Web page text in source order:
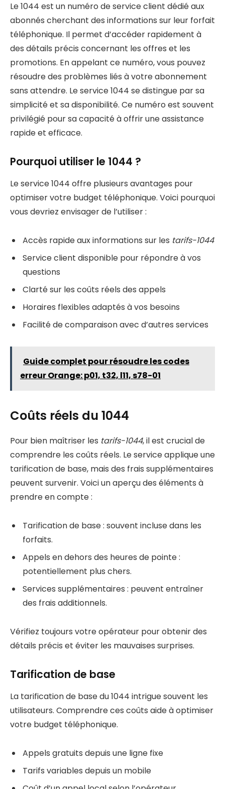
Le 1044 est un numéro de service client dédié aux
abonnés cherchant des informations sur leur forfait
téléphonique. Il permet d’accéder rapidement à
des détails précis concernant les offres et les
promotions. En appelant ce numéro, vous pouvez
résoudre des problèmes liés à votre abonnement
sans attendre. Le service 1044 se distingue par sa
simplicité et sa disponibilité. Ce numéro est souvent
privilégié pour sa capacité à offrir une assistance
rapide et efficace.
Pourquoi utiliser le 1044 ?
Le service 1044 offre plusieurs avantages pour
optimiser votre budget téléphonique. Voici pourquoi
vous devriez envisager de l’utiliser :
Accès rapide aux informations sur les tarifs-1044
Service client disponible pour répondre à vos
questions
Clarté sur les coûts réels des appels
Horaires flexibles adaptés à vos besoins
Facilité de comparaison avec d’autres services
Guide complet pour résoudre les codes
erreur Orange: p01, t32, l11, s78-01
Coûts réels du 1044
Pour bien maîtriser les tarifs-1044, il est crucial de
comprendre les coûts réels. Le service applique une
tarification de base, mais des frais supplémentaires
peuvent survenir. Voici un aperçu des éléments à
prendre en compte :
Tarification de base : souvent incluse dans les
forfaits.
Appels en dehors des heures de pointe :
potentiellement plus chers.
Services supplémentaires : peuvent entraîner
des frais additionnels.
Vérifiez toujours votre opérateur pour obtenir des
détails précis et éviter les mauvaises surprises.
Tarification de base
La tarification de base du 1044 intrigue souvent les
utilisateurs. Comprendre ces coûts aide à optimiser
votre budget téléphonique.
Appels gratuits depuis une ligne fixe
Tarifs variables depuis un mobile